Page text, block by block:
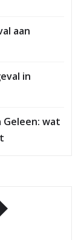
aan
in
Geleen: wat